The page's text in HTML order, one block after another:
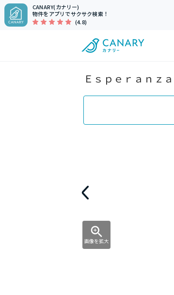
CANARY(カナリー)
物件をアプリでサクサク検索！
(4.8)
Ｅｓｐｅｒａｎｚ
画像を拡大